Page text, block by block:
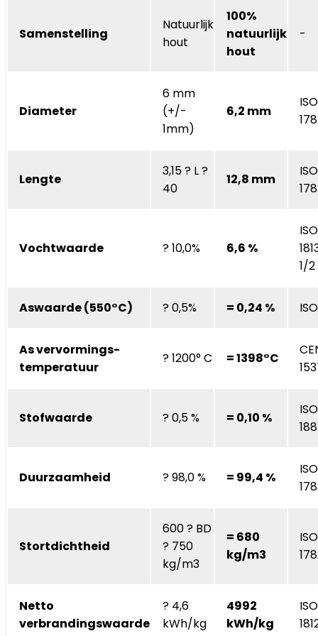
Samenstelling
Natuurlijk
hout
100%
natuurlijk
hout
-
Diameter
6 mm
(+/-
1mm)
6,2 mm
ISO
Lengte
3,15 ? L ?
40
12,8 mm
ISO
Vochtwaarde ? 10,0% 6,6 %
ISO
1/2
Aswaarde (550°C) ? 0,5% = 0,24 %
As vervormings-
temperatuur
? 1200° C = 1398°C
Stofwaarde ? 0,5 % = 0,10 %
ISO
Duurzaamheid ? 98,0 % = 99,4 %
ISO
Stortdichtheid
600 ? BD
? 750
kg/m3
= 680
kg/m3
ISO
Netto
verbrandingswaarde
? 4,6
kWh/kg
4992
kWh/kg
ISO